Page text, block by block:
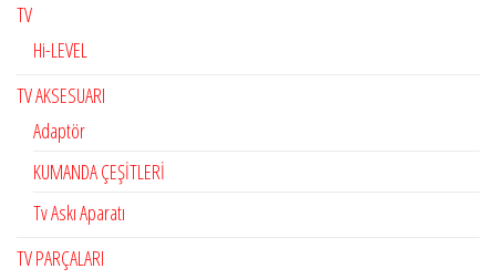
TV
Hi-LEVEL
TV AKSESUARI
Adaptör
KUMANDA ÇEŞİTLERİ
Tv Askı Aparatı
TV PARÇALARI